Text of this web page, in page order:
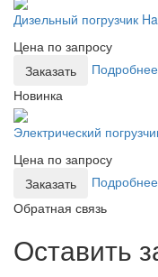
Дизельный погрузчик
Цена по запросу
Заказать
Подробнее
Новинка
Электрический
Цена по запросу
Заказать
Подробнее
Обратная связь
Оставить